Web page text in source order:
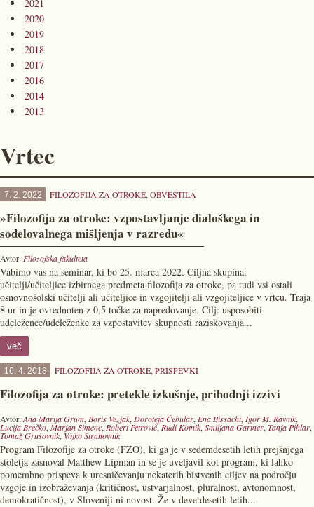
2021
2020
2019
2018
2017
2016
2014
2013
Vrtec
7. 2. 2022 FILOZOFIJA ZA OTROKE, OBVESTILA
»Filozofija za otroke: vzpostavljanje dialoškega in
sodelovalnega mišljenja v razredu«
Avtor: Filozofska fakulteta
Vabimo vas na seminar, ki bo 25. marca 2022. Ciljna skupina:
učitelji/učiteljice izbirnega predmeta filozofija za otroke, pa tudi vsi ostali
osnovnošolski učitelji ali učiteljice in vzgojitelji ali vzgojiteljice v vrtcu. Traja
8 ur in je ovrednoten z 0,5 točke za napredovanje. Cilj: usposobiti
udeležence/udeleženke za vzpostavitev skupnosti raziskovanja...
več
16. 4. 2018 FILOZOFIJA ZA OTROKE, PRISPEVKI
Filozofija za otroke: pretekle izkušnje, prihodnji izzivi
Avtor:Ana Marija Grum, Boris Vezjak, Doroteja Čebular, Ena Bissachi, Igor M. Ravnik,
Lucija Brečko, Marjan Šimenc, Robert Petrovič, Rudi Kotnik, Smiljana Gartner, Tanja Pihlar,
Tomaž Grušovnik, Vojko Strahovnik
Program Filozofije za otroke (FZO), ki ga je v sedemdesetih letih prejšnjega
stoletja zasnoval Matthew Lipman in se je uveljavil kot program, ki lahko
pomembno prispeva k uresničevanju nekaterih bistvenih ciljev na področju
vzgoje in izobraževanja (kritičnost, ustvarjalnost, pluralnost, avtonomnost,
demokratičnost), v Sloveniji ni novost. Že v devetdesetih letih...